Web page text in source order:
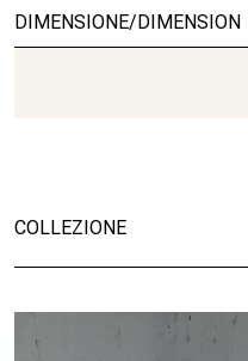
DIMENSIONE/DIMENSION
COLLEZIONE